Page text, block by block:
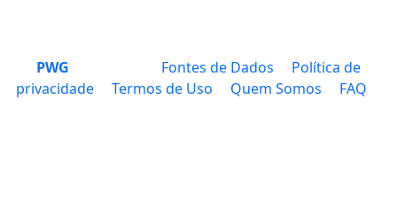
PWG Fontes de Dados
Política de
privacidade
Termos de Uso Quem Somos FAQ